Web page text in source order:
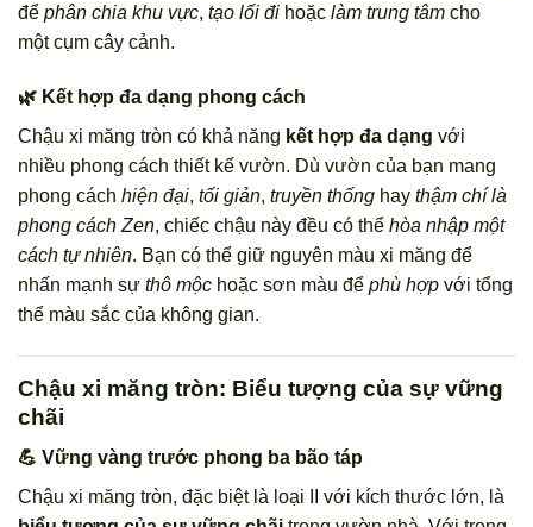
để phân chia khu vực, tạo lối đi hoặc làm trung tâm cho
một cụm cây cảnh.
🌿 Kết hợp đa dạng phong cách
Chậu xi măng tròn có khả năng kết hợp đa dạng với
nhiều phong cách thiết kế vườn. Dù vườn của bạn mang
phong cách hiện đại, tối giản, truyền thống hay thậm chí là
phong cách Zen, chiếc chậu này đều có thể hòa nhập một
cách tự nhiên. Bạn có thể giữ nguyên màu xi măng để
nhấn mạnh sự thô mộc hoặc sơn màu để phù hợp với tổng
thể màu sắc của không gian.
Chậu xi măng tròn: Biểu tượng của sự vững
chãi
💪 Vững vàng trước phong ba bão táp
Chậu xi măng tròn, đặc biệt là loại II với kích thước lớn, là